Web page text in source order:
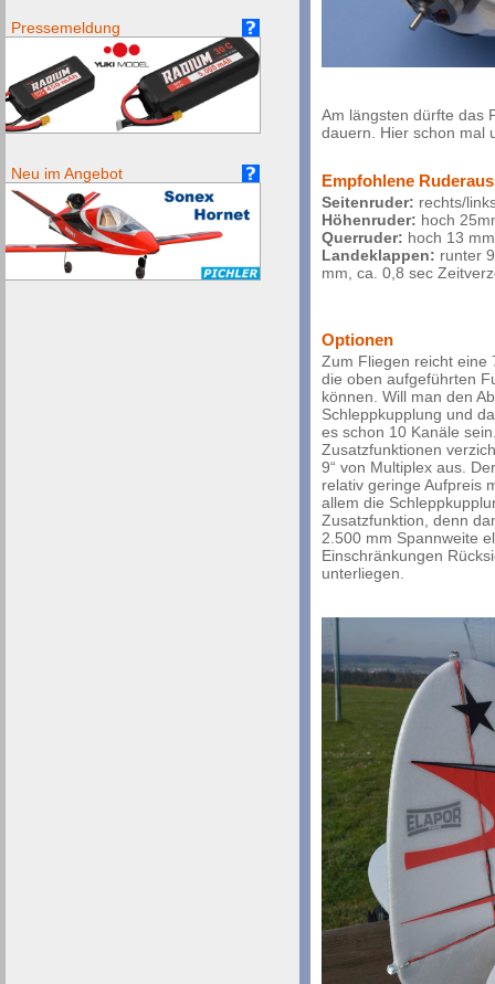
Pressemeldung
Neu im Angebot
Am längsten dürfte das
dauern. Hier schon mal
Empfohlene
Seitenruder: rechts/
Höhenruder: hoch
Querruder: hoch 13
Landeklappen: runter
mm, ca. 0,8 sec
Optionen
Zum Fliegen reicht eine
die oben aufgeführten
können. Will man den
Schleppkupplung und
es schon 10 Kanäle
Zusatzfunktionen
9“ von Multiplex aus.
relativ geringe Aufpreis
allem die
Zusatzfunktion, denn
2.500 mm Spannweite
Einschränkungen
unterliegen.